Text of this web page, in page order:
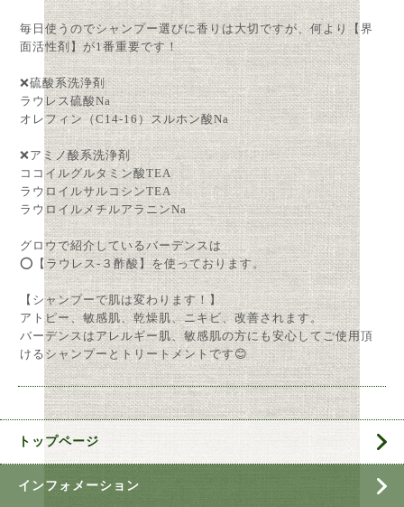
毎日使うのでシャンプー選びに香りは大切ですが、何より【界
面活性剤】が1番重要です！
❌硫酸系洗浄剤
ラウレス硫酸Na
オレフィン（C14-16）スルホン酸Na
❌アミノ酸系洗浄剤
ココイルグルタミン酸TEA
ラウロイルサルコシンTEA
ラウロイルメチルアラニンNa
グロウで紹介しているバーデンスは
⭕【ラウレス-３酢酸】を使っております。
【シャンプーで肌は変わります！】
アトピー、敏感肌、乾燥肌、ニキビ、改善されます。
バーデンスはアレルギー肌、敏感肌の方にも安心してご使用頂
けるシャンプーとトリートメントです😊
トップページ
インフォメーション